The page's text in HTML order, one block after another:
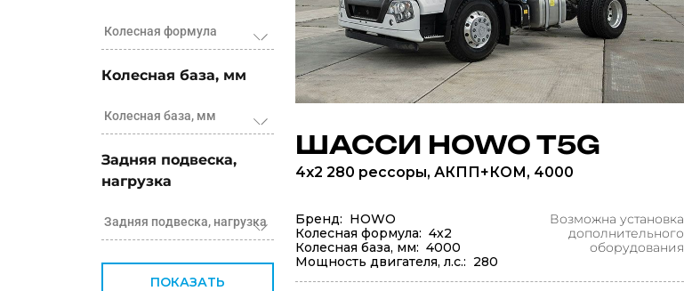
Колесная формула
Колесная база, мм
Колесная база, мм
Задняя подвеска,
нагрузка
Задняя подвеска, нагрузка
ПОКАЗАТЬ
ШАССИ HOWO T5G
4x2 280 рессоры, АКПП+КОМ, 4000
Бренд: HOWO
Колесная формула: 4x2
Колесная база, мм: 4000
Мощность двигателя, л.с.: 280
Возможна установка
дополнительного
оборудования